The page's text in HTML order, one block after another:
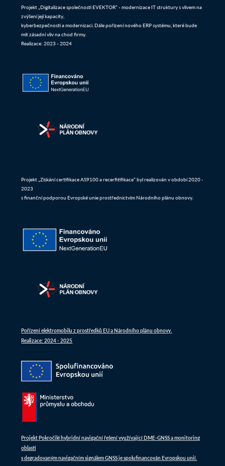
Projekt „Digitalizace společnosti EVEKTOR“ - modernizace IT struktury s vlivem na
zvýšení její kapacity,
kyberbezpečnosti a modernizaci. Dále pořízení nového ERP systému, které bude
mít zásadní vliv na chod firmy.
Realizace: 2023 - 2024
Projekt „Získání certifikace AS9100 a recerfitifikace“ byl realizován v období 2020 -
2023
s finanční podporou Evropské unie prostřednictvím Národního plánu obnovy.
Pořízení elektromobilu z prostředků EU a Národního plánu obnovy.
Realizace: 2024 - 2025
Projekt Pokročilé hybridní navigační řešení využívající DME-GNSS a monitoring
oblastí
s degradovaným navigačním signálem GNSS je spolufinancován Evropskou unií.